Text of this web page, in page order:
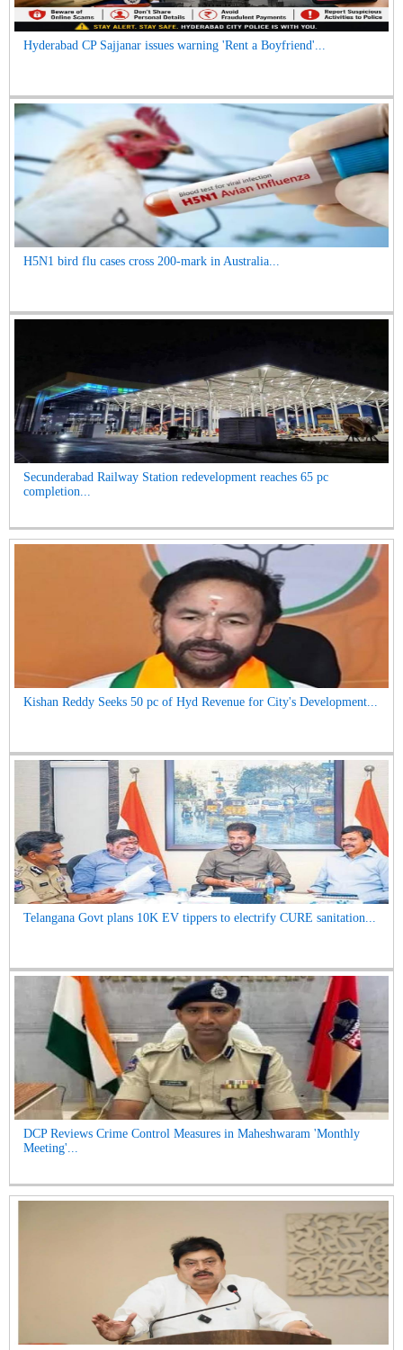
Hyderabad CP Sajjanar issues warning 'Rent a Boyfriend'...
H5N1 bird flu cases cross 200-mark in Australia...
Secunderabad Railway Station redevelopment reaches 65 pc
completion...
Kishan Reddy Seeks 50 pc of Hyd Revenue for City's Development...
Telangana Govt plans 10K EV tippers to electrify CURE sanitation...
DCP Reviews Crime Control Measures in Maheshwaram 'Monthly
Meeting'...